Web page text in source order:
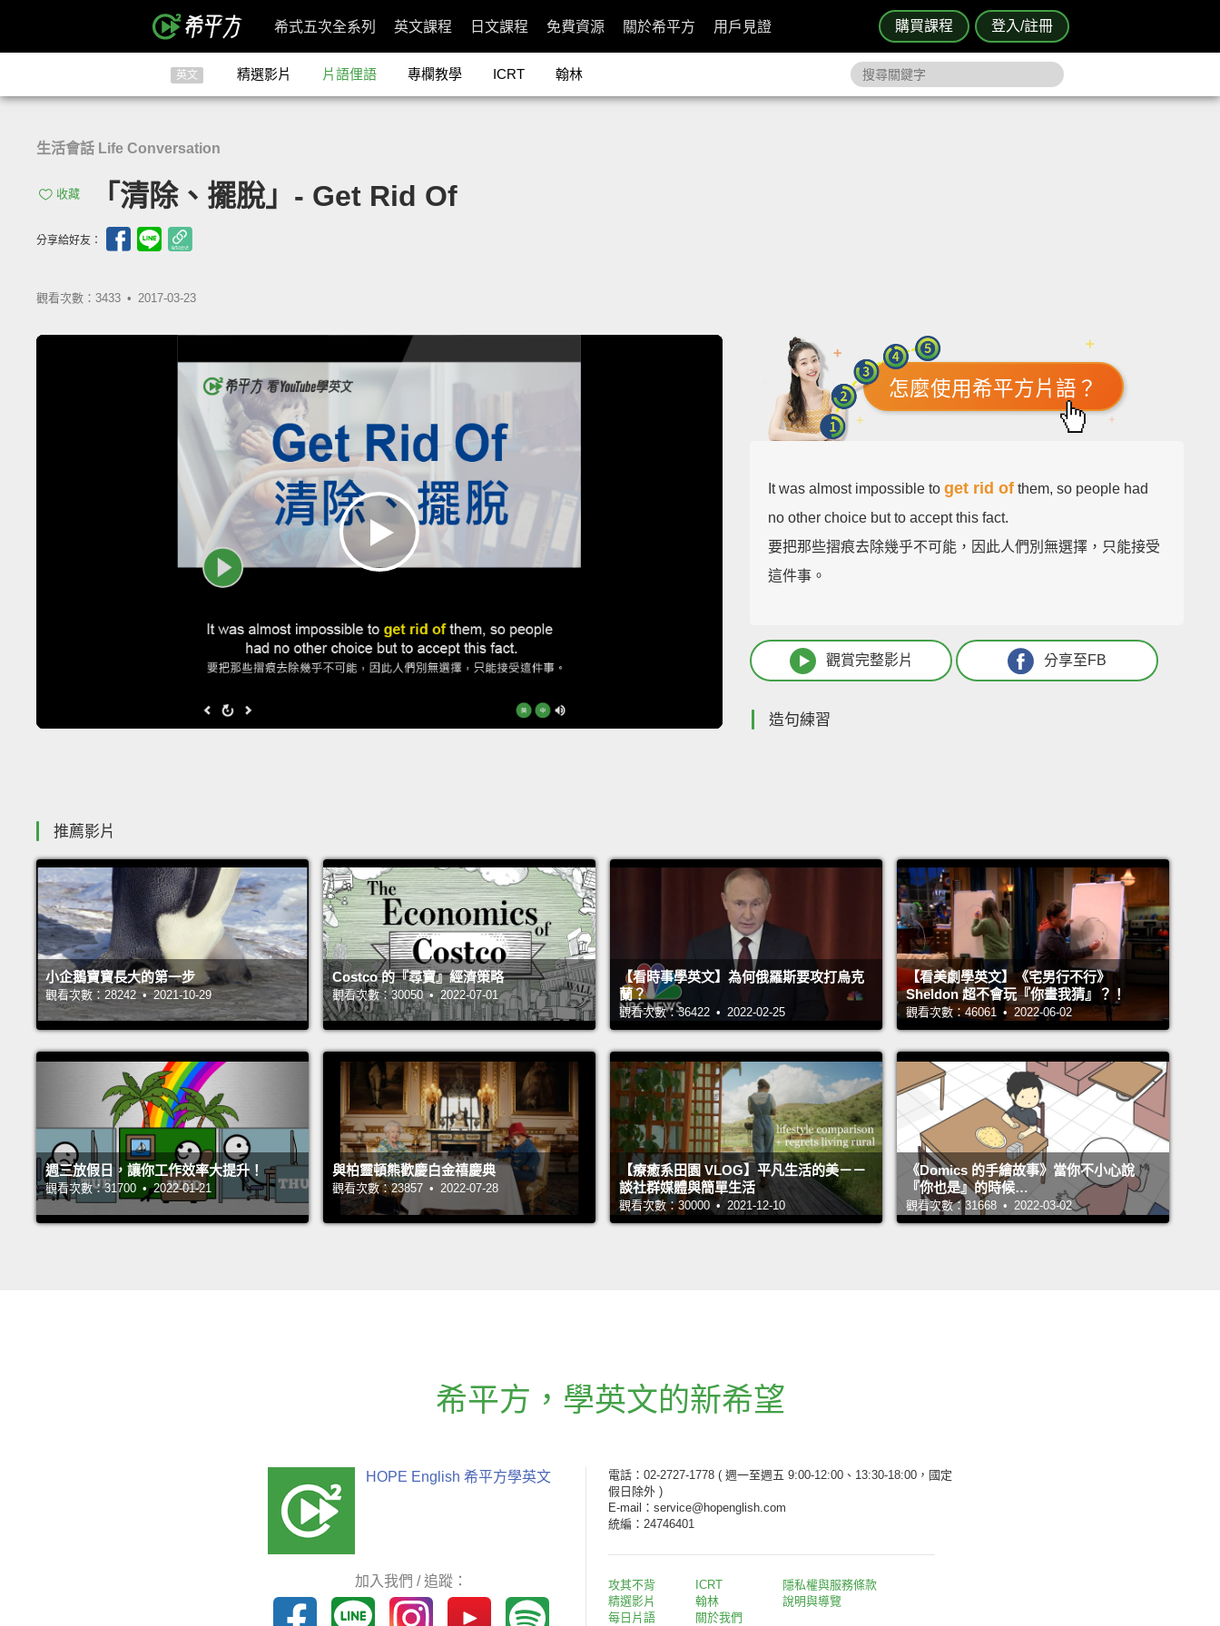
購買課程 登入/註冊
希式五次全系列 英文課程 日文課程 免費資源 關於希平方 用戶見證
英文 精選影片 片語俚語 專欄教學 ICRT 翰林
生活會話 Life Conversation
收藏 「清除、擺脫」- Get Rid Of
分享給好友：
觀看次數：3433 • 2017-03-23
怎麼使用希平方片語？
It was almost impossible toget rid of them, so people had
no other choice but to accept this fact.
要把那些摺痕去除幾乎不可能，因此人們別無選擇，只能接受
這件事。
觀賞完整影片 分享至FB
造句練習
推薦影片
小企鵝寶寶長大的第一步
觀看次數：28242 • 2021-10-29
Costco 的『尋寶』經濟策略
觀看次數：30050 • 2022-07-01
【看時事學英文】為何俄羅斯要攻打烏克
蘭？
觀看次數：36422 • 2022-02-25
【看美劇學英文】《宅男行不行》
Sheldon 超不會玩『你畫我猜』？！
觀看次數：46061 • 2022-06-02
週三放假日，讓你工作效率大提升！
觀看次數：31700 • 2022-01-21
與柏靈頓熊歡慶白金禧慶典
觀看次數：23857 • 2022-07-28
【療癒系田園 VLOG】平凡生活的美－－
談社群媒體與簡單生活
觀看次數：30000 • 2021-12-10
《Domics 的手繪故事》當你不小心說
『你也是』的時候…
觀看次數：31668 • 2022-03-02
希平方 ， 學英文的新希望
HOPE English 希平方學英文
加入我們 / 追蹤：
電話：02-2727-1778 ( 週一至週五 9:00-12:00、13:30-18:00，國定
假日除外 )
E-mail：service@hopenglish.com
統編：24746401
攻其不背
精選影片
每日片語
ICRT
翰林
關於我們
隱私權與服務條款
說明與導覽